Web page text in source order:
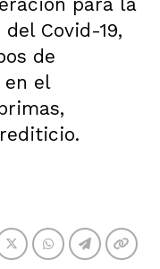
Covid-19,
de
el